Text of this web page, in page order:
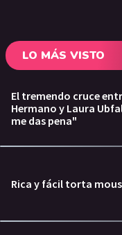
LO MÁS VISTO
El tremendo cruce
Hermano y Laura
me das pena"
Rica y fácil torta